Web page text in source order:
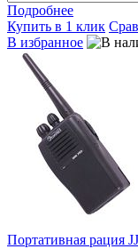
Подробнее
Купить в 1 клик
В избранное
Портативная рация